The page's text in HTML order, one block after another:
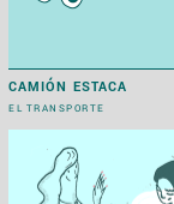
CAMIÓN ESTACA
EL TRANSPORTE